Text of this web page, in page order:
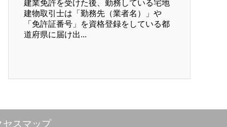
建業免許を受けた後、勤務している宅地
建物取引士は「勤務先（業者名）」や
「免許証番号」を資格登録をしている都
道府県に届け出...
セスマップ